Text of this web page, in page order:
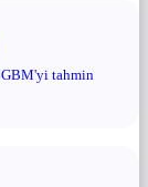
tahmin